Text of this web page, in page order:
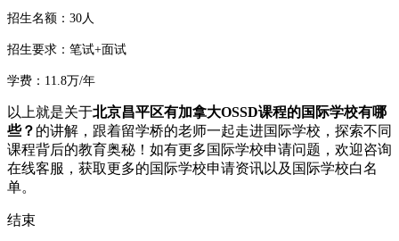
招生名额：30人
招生要求：笔试+面试
学费：11.8万/年
以上就是关于北京昌平区有加拿大OSSD课程的国际学校有哪
些？ 的讲解，跟着留学桥的老师一起走进国际学校，探索不同
课程背后的教育奥秘！如有更多国际学校申请问题，欢迎咨询
在线客服 ，获取更多的国际学校申请资讯以及国际学校白名
单。
结束